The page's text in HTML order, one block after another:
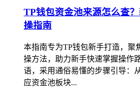
TP钱包资金池来源怎么查
操指南
本指南专为TP钱包新手打造，聚
操方法，助力新手快速掌握操作
语，采用通俗易懂的步骤引导：
应资金池板块...